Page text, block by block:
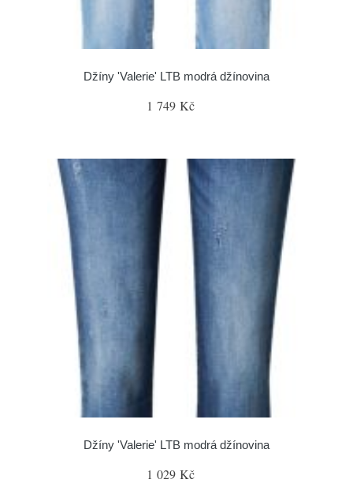
Džíny 'Valerie' LTB modrá džínovina
1 749 Kč
Džíny 'Valerie' LTB modrá džínovina
1 029 Kč